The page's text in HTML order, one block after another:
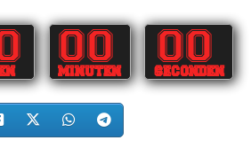
00
MINUTEN
00
SECONDEN